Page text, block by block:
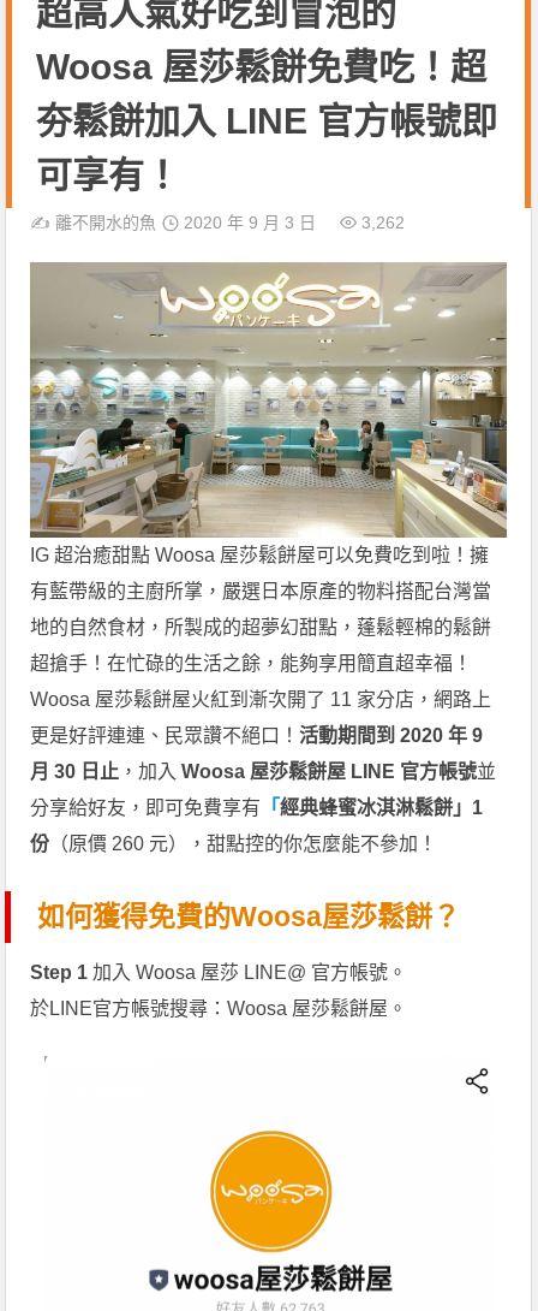
超高人氣好吃到冒泡的
Woosa 屋莎鬆餅免費吃！超
夯鬆餅加入 LINE 官方帳號即
可享有！
✍️離不開水的魚 2020 年 9 月 3 日 3,262
IG 超治癒甜點 Woosa 屋莎鬆餅屋可以免費吃到啦！擁
有藍帶級的主廚所掌，嚴選日本原產的物料搭配台灣當
地的自然食材，所製成的超夢幻甜點，蓬鬆輕棉的鬆餅
超搶手！在忙碌的生活之餘，能夠享用簡直超幸福！
Woosa 屋莎鬆餅屋火紅到漸次開了 11 家分店，網路上
更是好評連連、民眾讚不絕口！活動期間到 2020 年 9
月 30 日止 ，加入Woosa 屋莎鬆餅屋 LINE 官方帳號並
分享給好友，即可免費享有 「經典蜂蜜冰淇淋鬆餅」1
份 （原價 260 元），甜點控的你怎麼能不參加！
如何獲得免費的Woosa屋莎鬆餅？
Step 1 加入 Woosa 屋莎 LINE@ 官方帳號。
於LINE官方帳號搜尋：Woosa 屋莎鬆餅屋。